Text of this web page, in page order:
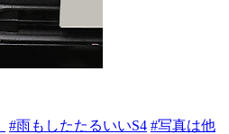
#雨もしたたるいいS4 #写真は他